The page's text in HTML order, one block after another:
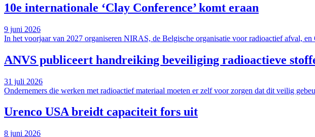
10e internationale ‘Clay Conference’ komt eraan
9 juni 2026
In het voorjaar van 2027 organiseren NIRAS, de Belgische organisatie voor radioactief afval,
ANVS publiceert handreiking beveiliging radioactieve
31 juli 2026
Ondernemers die werken met radioactief materiaal moeten er zelf voor zorgen dat dit veilig
Urenco USA breidt capaciteit fors uit
8 juni 2026